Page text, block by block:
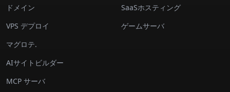
ドメイン
VPS デプロイ
マグロテ.
AIサイトビルダー
MCP サーバ
SaaSホスティング
ゲームサーバ